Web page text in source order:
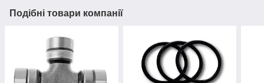
Подібні товари компанії